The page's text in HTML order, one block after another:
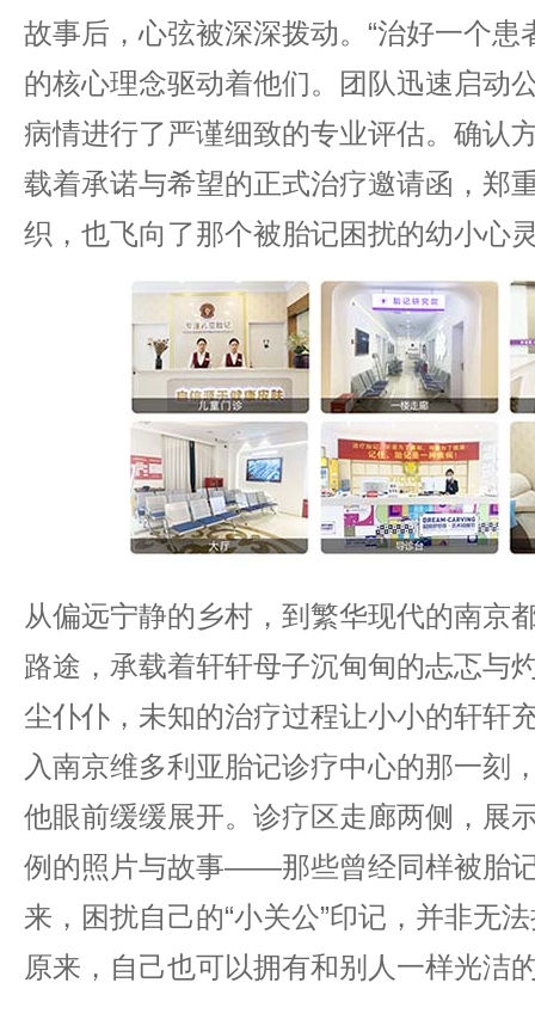
故事后，心弦被深深拨动。“治好一个患
的核心理念驱动着他们。团队迅速启动
病情进行了严谨细致的专业评估。确认
载着承诺与希望的正式治疗邀请函，郑
织，也飞向了那个被胎记困扰的幼小心
从偏远宁静的乡村，到繁华现代的南京
路途，承载着轩轩母子沉甸甸的忐忑与
尘仆仆，未知的治疗过程让小小的轩轩
入南京维多利亚胎记诊疗中心的那一刻
他眼前缓缓展开。诊疗区走廊两侧，展
例的照片与故事——那些曾经同样被胎
来，困扰自己的“小关公”印记，并非无
原来，自己也可以拥有和别人一样光洁